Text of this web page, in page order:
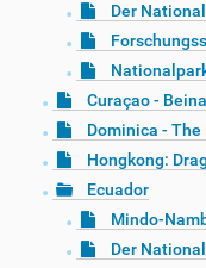
Der
Curaçao -
Dominica -
Hongkong:
Ecuador
Mindo-
Der